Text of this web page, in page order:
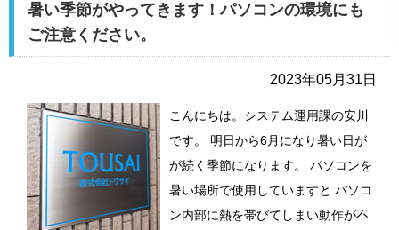
暑い季節がやってきます！パソコンの環境にも
ご注意ください。
2023年05月31日
こんにちは。システム運用課の安川
です。 明日から6月になり暑い日が
が続く季節になります。 パソコンを
暑い場所で使用していますと パソコ
ン内部に熱を帯びてしまい動作が不